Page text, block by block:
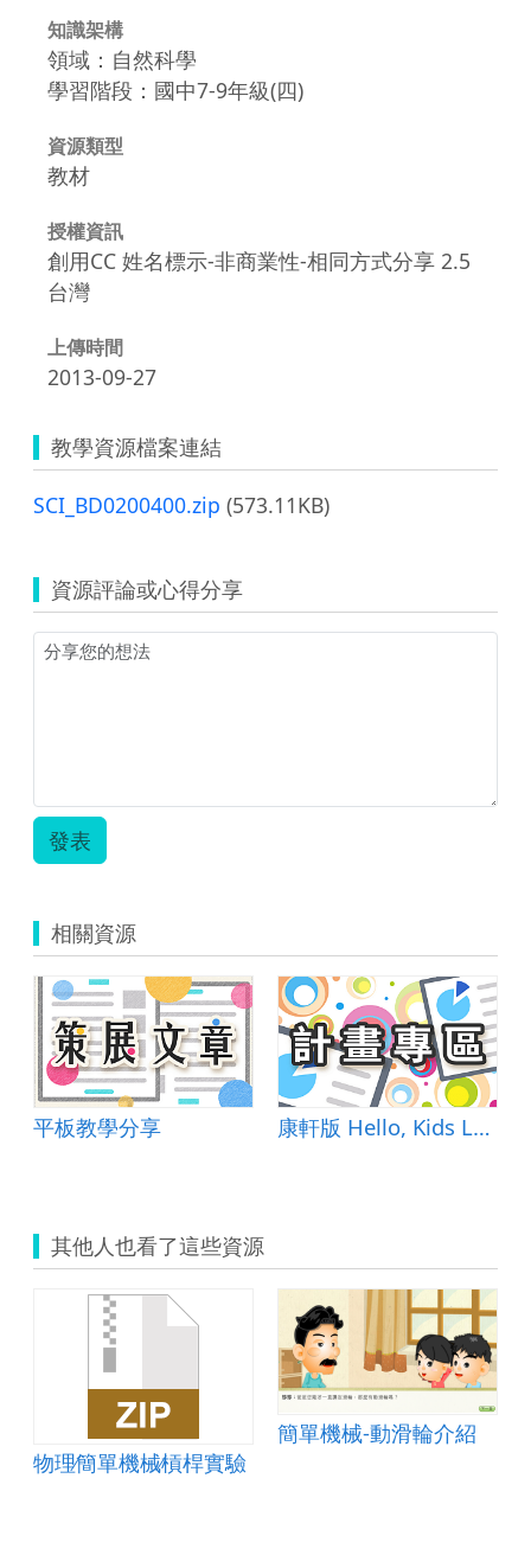
知識架構
領域：自然科學
學習階段：國中7-9年級(四)
資源類型
教材
授權資訊
創用CC 姓名標示-非商業性-相同方式分享 2.5
台灣
上傳時間
2013-09-27
教學資源檔案連結
SCI_BD0200400.zip (573.11KB)
資源評論或心得分享
發表
相關資源
平板教學分享 康軒版 Hello, Kids Lesson1-He Is Smart &amp; 自編教材
其他人也看了這些資源
物理∕簡單機械∕槓桿實驗
簡單機械-動滑輪介紹